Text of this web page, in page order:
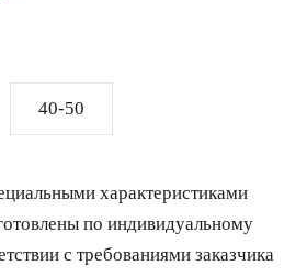
40-50
характеристиками
по индивидуальному
с требованиями заказчика